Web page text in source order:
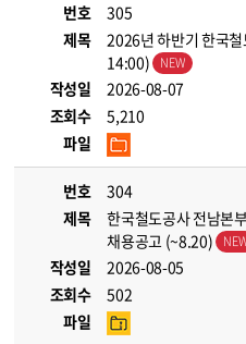
번호
305
제목
2026년 하반기 한국
14:00)
작성일
2026-08-07
조회수
5,210
파일
번호
304
제목
한국철도공사 전남본
채용공고 (~8.20)
작성일
2026-08-05
조회수
502
파일